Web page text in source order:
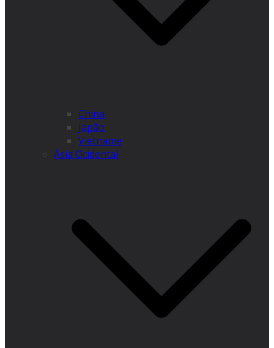
China
Japão
Vietname
Ásia Ocidental